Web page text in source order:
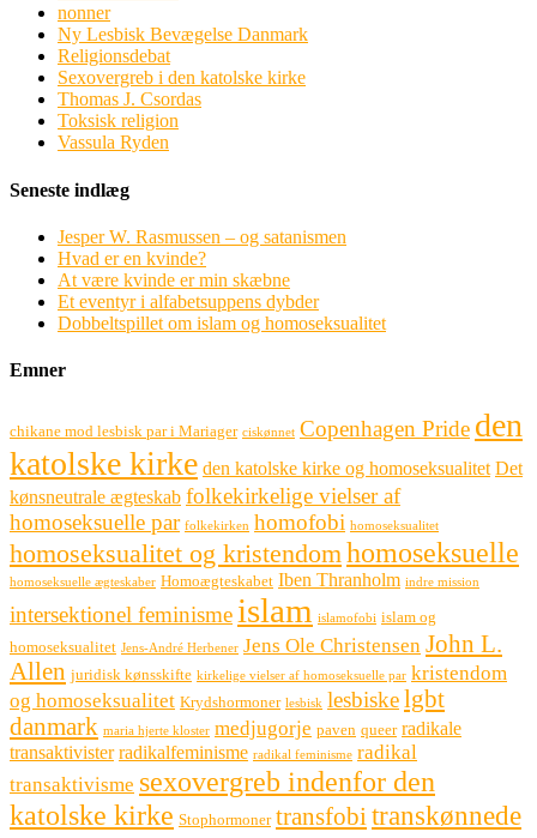
nonner
Ny Lesbisk Bevægelse Danmark
Religionsdebat
Sexovergreb i den katolske kirke
Thomas J. Csordas
Toksisk religion
Vassula Ryden
Seneste indlæg
Jesper W. Rasmussen – og satanismen
Hvad er en kvinde?
At være kvinde er min skæbne
Et eventyr i alfabetsuppens dybder
Dobbeltspillet om islam og homoseksualitet
Emner
chikane mod lesbisk par i Mariager ciskønnet Copenhagen Pride den
katolske kirke den katolske kirke og homoseksualitet Det
kønsneutrale ægteskab folkekirkelige vielser af
homoseksuelle par folkekirken homofobi homoseksualitet
homoseksualitet og kristendomhomoseksuelle
homoseksuelle ægteskaber Homoægteskabet Iben Thranholm indre mission
intersektionel feminisme islam islamofobi islam og
homoseksualitet Jens-André Herbener Jens Ole Christensen John L.
Allen juridisk kønsskifte kirkelige vielser af homoseksuelle par kristendom
og homoseksualitet Krydshormoner lesbisk lesbiskelgbt
danmark maria hjerte kloster medjugorje paven queer radikale
transaktivister radikalfeminisme radikal feminisme radikal
transaktivisme sexovergreb indenfor den
katolske kirke Stophormoner transfobi transkønnede